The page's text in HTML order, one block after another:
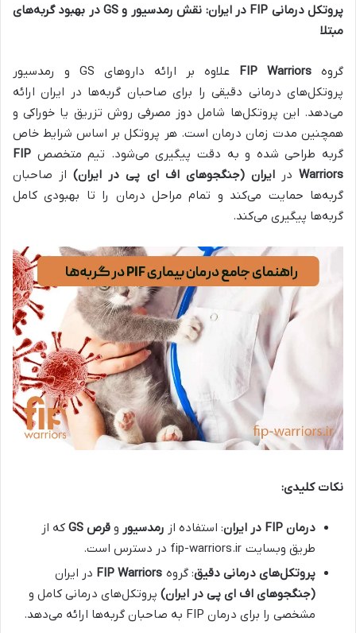
پروتکل درمانی در ایران: نقش رمدسیور وGS
در بهبود گربه‌های
مبتلا
گروه FIP Warriors
علاوه بر ارائه داروهای GS و رمدسیور
پروتکل‌های درمانی دقیقی را برای صاحبان گربه‌ها در ایران ارائه
می‌دهد. این پروتکل‌ها شامل دوز مصرفی روش تزریق یا خوراکی و
همچنین مدت زمان درمان است. هر پروتکل بر اساس شرایط خاص
گربه طراحی شده و به دقت پیگیری می‌شود. تیم متخصص FIP
Warriorsدرایران (جنگجوهای اف ای پی در ایران)از صاحبان
گربه‌ها حمایت می‌کند و تمام مراحل درمان را تا بهبودی کامل
گربه‌ها پیگیری می‌کند.
نکات کلیدی:
درمان در ایران: استفاده از رمدسیور و قرص
که از
طریق وبسایت fip-warriors.ir در دسترس است.
پروتکل‌های درمانی دقیق: گروه FIP Warriors در ایران
(جنگجوهای اف ای پی در ایران) پروتکل‌های درمانی کامل و
مشخصی را برای درمان FIP به صاحبان گربه‌ها ارائه می‌دهد.